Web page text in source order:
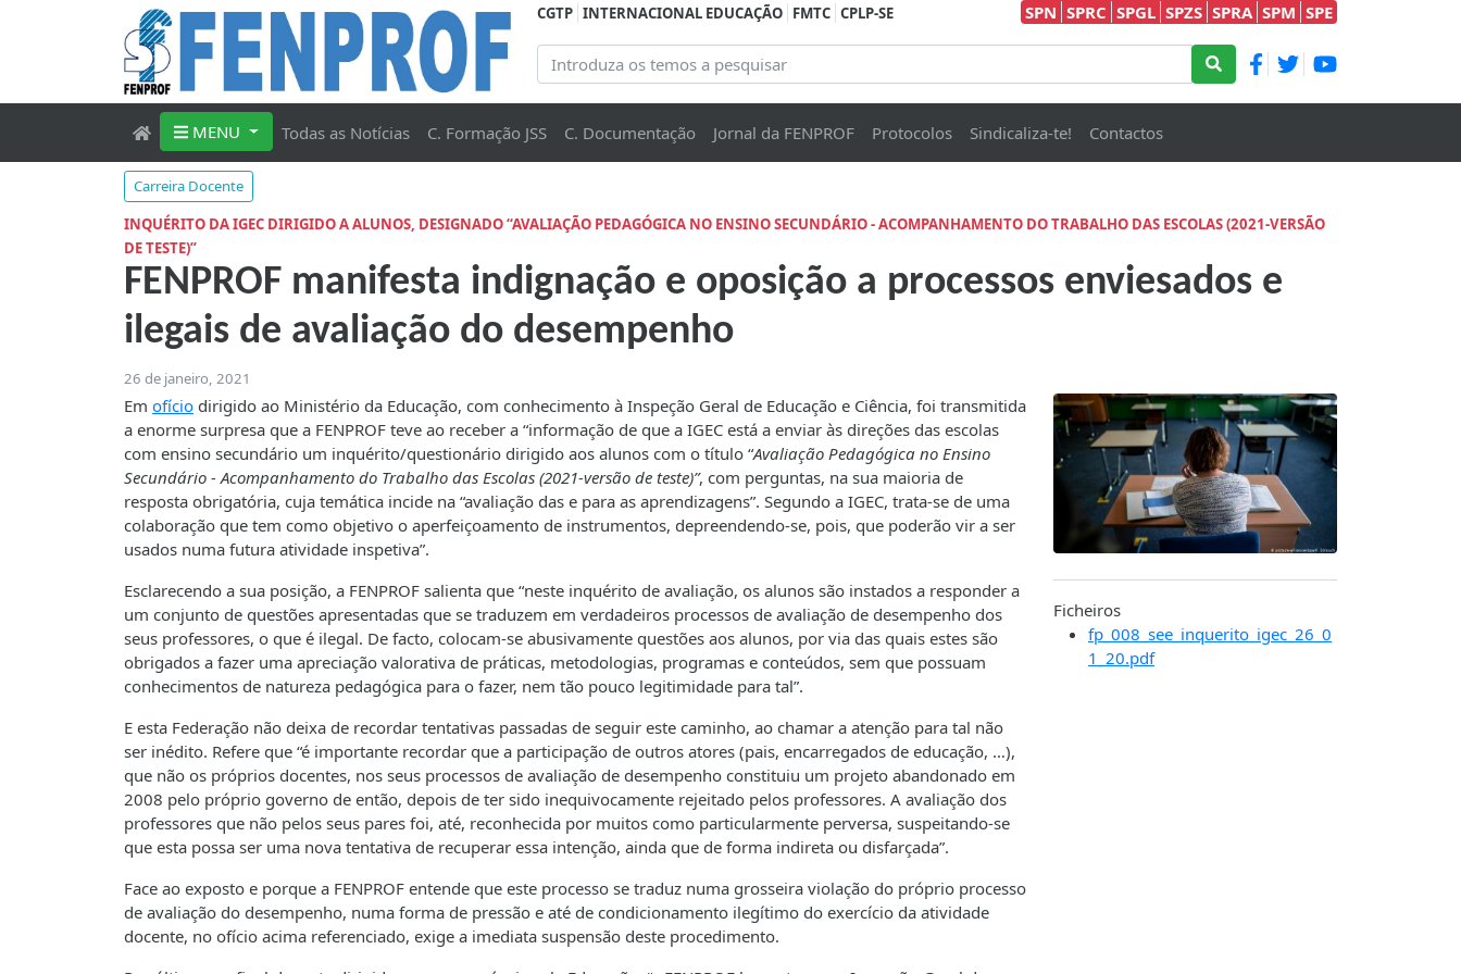
CGTP INTERNACIONAL EDUCAÇÃO FMTC CPLP-SE SPN SPRC SPGL SPZS SPRA SPM SPE
MENU Todas as Notícias C. Formação JSS C. Documentação Jornal da FENPROF Protocolos Sindicaliza-te! Contactos
Carreira Docente
INQUÉRITO DA IGEC DIRIGIDO A ALUNOS, DESIGNADO “AVALIAÇÃO PEDAGÓGICA NO ENSINO SECUNDÁRIO - ACOMPANHAMENTO DO TRABALHO DAS ESCOLAS (2021-VERSÃO
DE TESTE)”
FENPROF manifesta indignação e oposição a processos enviesados e
ilegais de avaliação do desempenho
26 de janeiro, 2021
Em ofício dirigido ao Ministério da Educação, com conhecimento à Inspeção Geral de Educação e Ciência, foi transmitida
a enorme surpresa que a FENPROF teve ao receber a “informação de que a IGEC está a enviar às direções das escolas
com ensino secundário um inquérito/questionário dirigido aos alunos com o título “Avaliação Pedagógica no Ensino
Secundário - Acompanhamento do Trabalho das Escolas (2021-versão de teste)”, com perguntas, na sua maioria de
resposta obrigatória, cuja temática incide na “avaliação das e para as aprendizagens”. Segundo a IGEC, trata-se de uma
colaboração que tem como objetivo o aperfeiçoamento de instrumentos, depreendendo-se, pois, que poderão vir a ser
usados numa futura atividade inspetiva”.
Esclarecendo a sua posição, a FENPROF salienta que “neste inquérito de avaliação, os alunos são instados a responder a
um conjunto de questões apresentadas que se traduzem em verdadeiros processos de avaliação de desempenho dos
seus professores, o que é ilegal. De facto, colocam-se abusivamente questões aos alunos, por via das quais estes são
obrigados a fazer uma apreciação valorativa de práticas, metodologias, programas e conteúdos, sem que possuam
conhecimentos de natureza pedagógica para o fazer, nem tão pouco legitimidade para tal”.
E esta Federação não deixa de recordar tentativas passadas de seguir este caminho, ao chamar a atenção para tal não
ser inédito. Refere que “é importante recordar que a participação de outros atores (pais, encarregados de educação, …),
que não os próprios docentes, nos seus processos de avaliação de desempenho constituiu um projeto abandonado em
2008 pelo próprio governo de então, depois de ter sido inequivocamente rejeitado pelos professores. A avaliação dos
professores que não pelos seus pares foi, até, reconhecida por muitos como particularmente perversa, suspeitando-se
que esta possa ser uma nova tentativa de recuperar essa intenção, ainda que de forma indireta ou disfarçada”.
Face ao exposto e porque a FENPROF entende que este processo se traduz numa grosseira violação do próprio processo
de avaliação do desempenho, numa forma de pressão e até de condicionamento ilegítimo do exercício da atividade
docente, no ofício acima referenciado, exige a imediata suspensão deste procedimento.
Ficheiros
fp_008_see_inquerito_igec_26_0
1_20.pdf